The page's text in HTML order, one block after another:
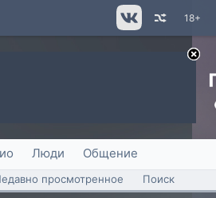
18+
Люди Общение
просмотренное Поиск